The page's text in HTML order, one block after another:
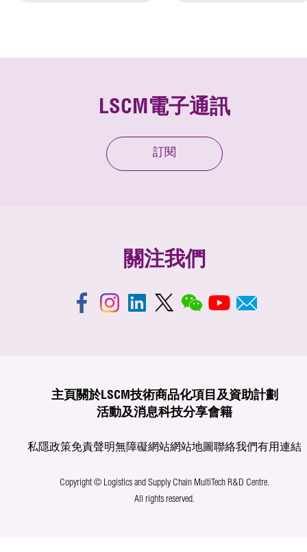
LSCM電子通訊
訂閱
關注我們
主頁 關於LSCM技術商品化項目及資助計劃
活動及消息科技分享會籍
私隱政策免責聲明無障礙網站網站地圖聯絡我們有用連結
Copyright © Logistics and Supply Chain MultiTech R&D Centre.
All rights reserved.